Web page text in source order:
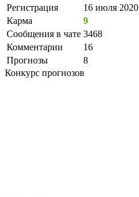
Регистрация
16 июля 2020
Карма
9
Сообщения в чате 3468
Комментарии
16
Прогнозы
8
Конкурс прогнозов